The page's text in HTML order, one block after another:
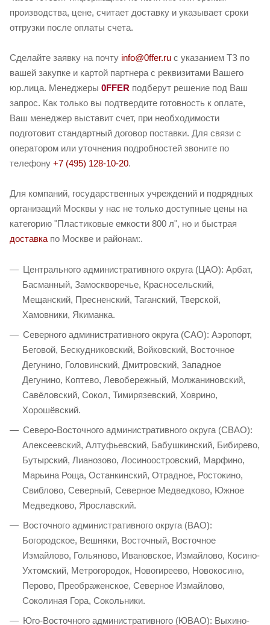
производства, цене, считает доставку и указывает сроки
отгрузки после оплаты счета.
Сделайте заявку на почту info@0ffer.ru с указанием ТЗ по
вашей закупке и картой партнера с реквизитами Вашего
юр.лица. Менеджеры 0FFER подберут решение под Ваш
запрос. Как только вы подтвердите готовность к оплате,
Ваш менеджер выставит счет, при необходимости
подготовит стандартный договор поставки. Для связи с
оператором или уточнения подробностей звоните по
телефону +7 (495) 128-10-20.
Для компаний, государственных учреждений и подрядных
организаций Москвы у нас не только доступные цены на
категорию "Пластиковые емкости 800 л", но и быстрая
доставкапо Москве и районам:.
Центрального административного округа (ЦАО): Арбат,
Басманный, Замоскворечье, Красносельский,
Мещанский, Пресненский, Таганский, Тверской,
Хамовники, Якиманка.
Северного административного округа (САО): Аэропорт,
Беговой, Бескудниковский, Войковский, Восточное
Дегунино, Головинский, Дмитровский, Западное
Дегунино, Коптево, Левобережный, Молжаниновский,
Савёловский, Сокол, Тимирязевский, Ховрино,
Хорошёвский.
Северо-Восточного административного округа (СВАО):
Алексеевский, Алтуфьевский, Бабушкинский, Бибирево,
Бутырский, Лианозово, Лосиноостровский, Марфино,
Марьина Роща, Останкинский, Отрадное, Ростокино,
Свиблово, Северный, Северное Медведково, Южное
Медведково, Ярославский.
Восточного административного округа (ВАО):
Богородское, Вешняки, Восточный, Восточное
Измайлово, Гольяново, Ивановское, Измайлово, Косино-
Ухтомский, Метрогородок, Новогиреево, Новокосино,
Перово, Преображенское, Северное Измайлово,
Соколиная Гора, Сокольники.
Юго-Восточного административного (ЮВАО): Выхино-